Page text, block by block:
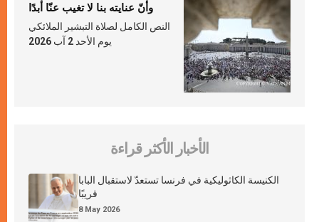
وأنّ عنايته بنا لا تغيب عنّا أبدًا
النص الكامل لصلاة التبشير الملائكي
يوم الأحد 2 آب 2026
الأخبار الأكثر قراءة
الكنيسة الكاثوليكية في فرنسا تستعدّ لاستقبال البابا
قريبًا
8 May 2026